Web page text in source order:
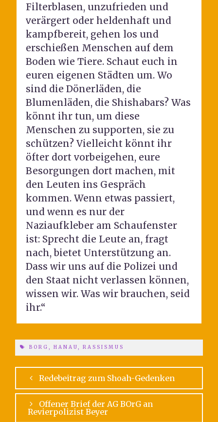
Filterblasen, unzufrieden und
verärgert oder heldenhaft und
kampfbereit, gehen los und
erschießen Menschen auf dem
Boden wie Tiere. Schaut euch in
euren eigenen Städten um. Wo
sind die Dönerläden, die
Blumenläden, die Shishabars? Was
könnt ihr tun, um diese
Menschen zu supporten, sie zu
schützen? Vielleicht könnt ihr
öfter dort vorbeigehen, eure
Besorgungen dort machen, mit
den Leuten ins Gespräch
kommen. Wenn etwas passiert,
und wenn es nur der
Naziaufkleber am Schaufenster
ist: Sprecht die Leute an, fragt
nach, bietet Unterstützung an.
Dass wir uns auf die Polizei und
den Staat nicht verlassen können,
wissen wir. Was wir brauchen, seid
ihr.“
BORG , HANAU, RASSISMUS
Redebeitrag zum Shoah-Gedenken
Offener Brief der AG BOrG an
Revierpolizist Beyer